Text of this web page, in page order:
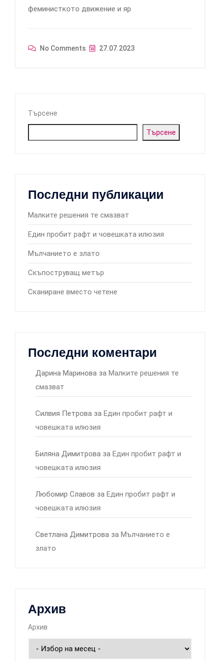
феминисткото движение и яр
No Comments 27.07.2023
Търсене
Търсене
Последни публикации
Малките решения те смазват
Един пробит рафт и човешката илюзия
Мълчанието е злато
Скъпоструващ метър
Сканиране вместо четене
Последни коментари
Дарина Маринова за Малките решения те
смазват
Силвия Петрова за Един пробит рафт и
човешката илюзия
Биляна Димитрова за Един пробит рафт и
човешката илюзия
Любомир Славов за Един пробит рафт и
човешката илюзия
Светлана Димитрова за Мълчанието е
злато
Архив
Архив